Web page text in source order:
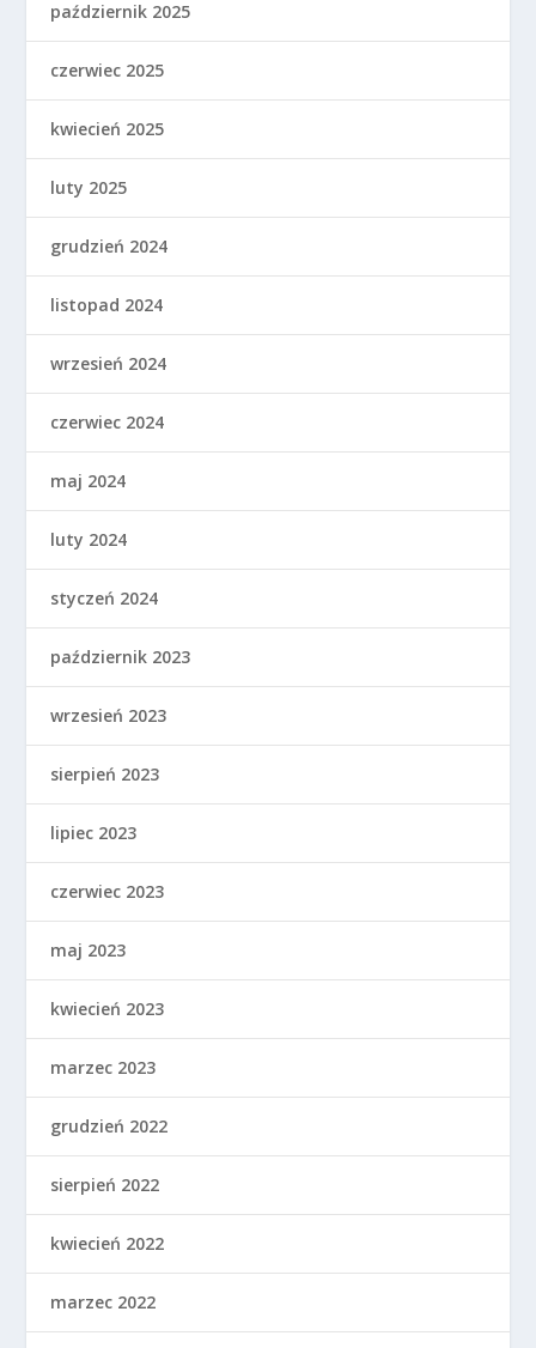
październik 2025
czerwiec 2025
kwiecień 2025
luty 2025
grudzień 2024
listopad 2024
wrzesień 2024
czerwiec 2024
maj 2024
luty 2024
styczeń 2024
październik 2023
wrzesień 2023
sierpień 2023
lipiec 2023
czerwiec 2023
maj 2023
kwiecień 2023
marzec 2023
grudzień 2022
sierpień 2022
kwiecień 2022
marzec 2022